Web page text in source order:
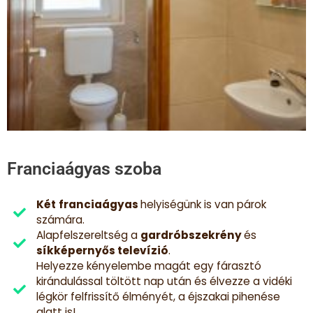
Franciaágyas szoba
Két franciaágyashelyiségünk is van párok
számára.
Alapfelszereltség a gardróbszekrényés
síkképernyős televízió.
Helyezze kényelembe magát egy fárasztó
kirándulással töltött nap után és élvezze a vidéki
légkör felfrissítő élményét, a éjszakai pihenése